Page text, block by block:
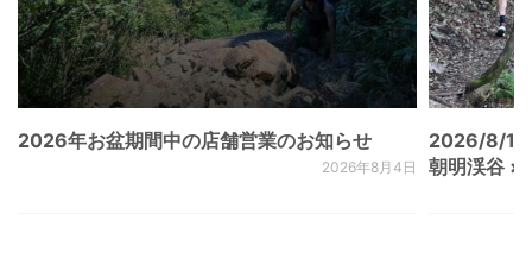
2026年お盆期間中の店舗営業のお知らせ
2026年8月4日
2026/8/
朝明渓谷 ×